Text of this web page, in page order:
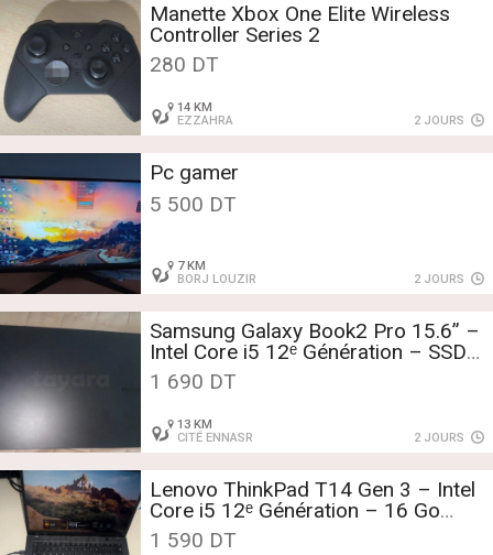
Manette Xbox One Elite Wireless
Controller Series 2
280 DT
14 KM
EZZAHRA
2 JOURS
Pc gamer
5 500 DT
7 KM
BORJ LOUZIR
2 JOURS
Samsung Galaxy Book2 Pro 15.6” –
Intel Core i5 12ᵉ Génération – SSD
NVMe – Très bon état
1 690 DT
13 KM
CITÉ ENNASR
2 JOURS
Lenovo ThinkPad T14 Gen 3 – Intel
Core i5 12ᵉ Génération – 16 Go
RAM – SSD NVMe 512 Go
1 590 DT